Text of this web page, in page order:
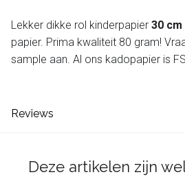
Lekker dikke rol kinderpapier 30 cm
papier. Prima kwaliteit 80 gram!
sample aan. Al ons kadopapier is
Reviews
Deze artikelen zijn